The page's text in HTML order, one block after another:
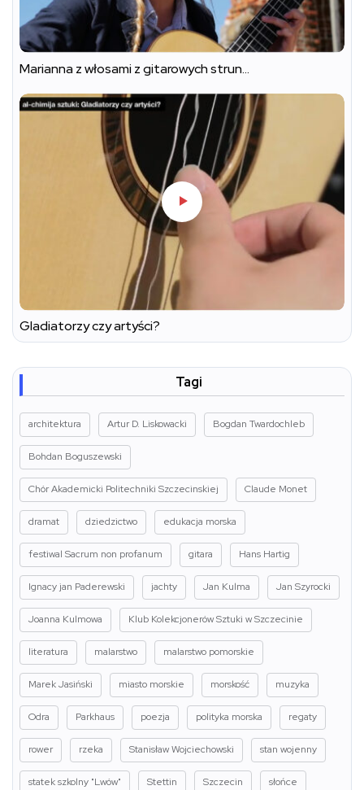
Marianna z włosami z gitarowych strun…
Gladiatorzy czy artyści?
Tagi
architektura Artur D. Liskowacki Bogdan Twardochleb
Bohdan Boguszewski
Chór Akademicki Politechniki Szczecinskiej Claude Monet
dramat dziedzictwo edukacja morska
festiwal Sacrum non profanum gitara Hans Hartig
Ignacy jan Paderewski jachty Jan Kulma Jan Szyrocki
Joanna Kulmowa Klub Kolekcjonerów Sztuki w Szczecinie
literatura malarstwo malarstwo pomorskie
Marek Jasiński miasto morskie morskość muzyka
Odra Parkhaus poezja polityka morska regaty
rower rzeka Stanisław Wojciechowski stan wojenny
statek szkolny "Lwów" Stettin Szczecin słońce